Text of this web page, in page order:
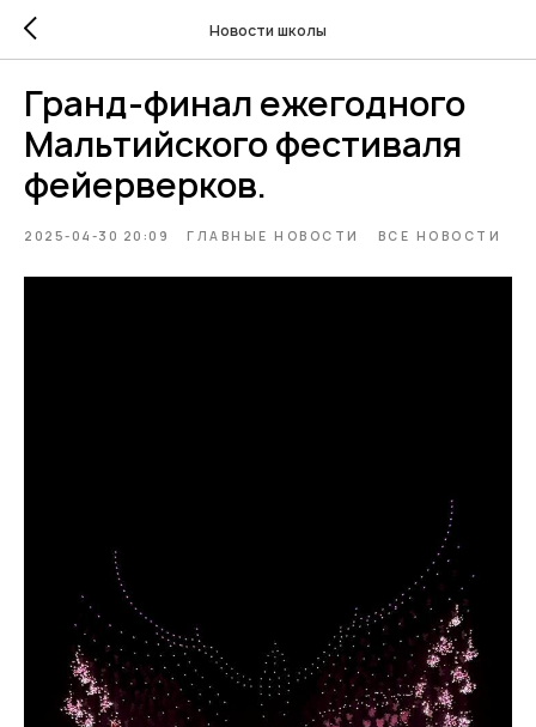
Новости школы
Гранд-финал ежегодного
Мальтийского фестиваля
фейерверков.
2025-04-30 20:09 ГЛАВНЫЕ НОВОСТИ ВСЕ НОВОСТИ